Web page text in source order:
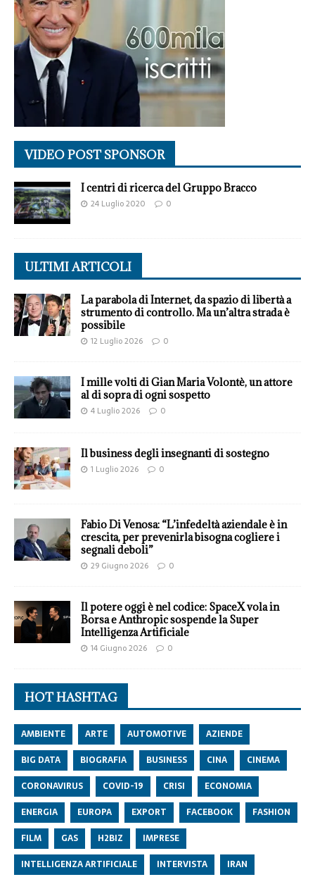
VIDEO POST SPONSOR
I centri di ricerca del Gruppo Bracco
24 Luglio 2020 0
ULTIMI ARTICOLI
La parabola di Internet, da spazio di libertà a
strumento di controllo. Ma un’altra strada è
possibile
12 Luglio 2026 0
I mille volti di Gian Maria Volontè, un attore
al di sopra di ogni sospetto
4 Luglio 2026 0
Il business degli insegnanti di sostegno
1 Luglio 2026 0
Fabio Di Venosa: “L’infedeltà aziendale è in
crescita, per prevenirla bisogna cogliere i
segnali deboli”
29 Giugno 2026 0
Il potere oggi è nel codice: SpaceX vola in
Borsa e Anthropic sospende la Super
Intelligenza Artificiale
14 Giugno 2026 0
HOT HASHTAG
AMBIENTE ARTE AUTOMOTIVE
AZIENDE
BIG DATA
BIOGRAFIA BUSINESS CINA
CINEMA
CORONAVIRUS
COVID-19 CRISI
ECONOMIA
ENERGIA
EUROPA EXPORT FACEBOOK
FASHION
FILM
GAS H2BIZ
IMPRESE
INTELLIGENZA ARTIFICIALE
INTERVISTA IRAN